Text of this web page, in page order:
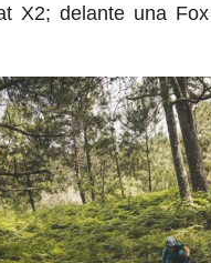
X2; delante una